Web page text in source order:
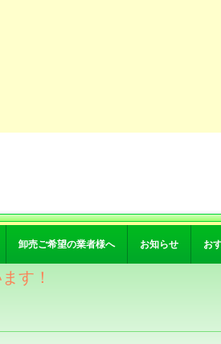
卸売ご希望の業者様へ お知らせ お
す！